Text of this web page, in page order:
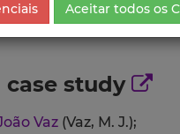
case study
Vaz (Vaz, M. J.);
Aceitar todos os